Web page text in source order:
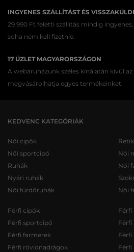
INGYENES SZÁLLÍTÁST ÉS
29 990 Ft feletti szállítás mindig
soha nem kell fizetnie.
17 ÜZLET MAGYARORSZÁGON
A webáruházunk széles kínálatán kívül
megvásárolhatja egyes termékeinket.
KEDVENC KATEGÓRIÁK
Női cipők
Női sportcipő
Ruhák
Nyári ruhák
Női fürdőruhák
Női
Női
Női
Férfi cipők
Férfi sportcipő
Férfi farmerek
Férfi rövidnadrágok
Férfi
Férfi
Férfi